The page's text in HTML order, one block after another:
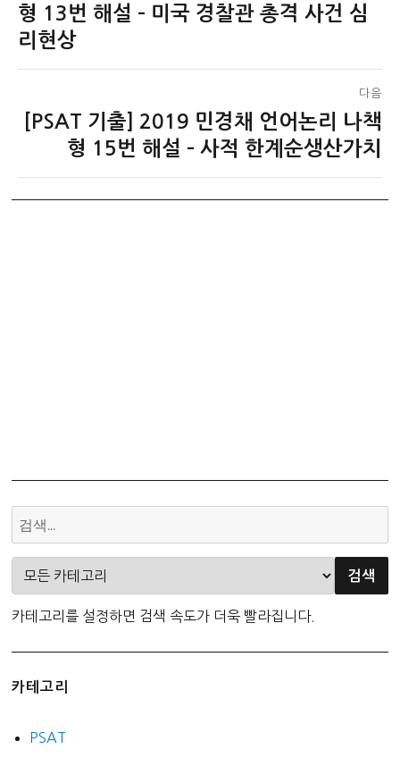
색
전
글:
형 13번 해설 – 미국 경찰관 총격 사건 심
리현상
다음
[PSAT 기출] 2019 민경채 언어논리 나책
형 15번 해설 – 사적 한계순생산가치
카테고리를 설정하면 검색 속도가 더욱 빨라집니다.
카테고리
PSAT